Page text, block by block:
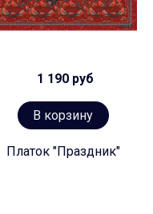
1 190 руб
В корзину
Платок "Праздник"